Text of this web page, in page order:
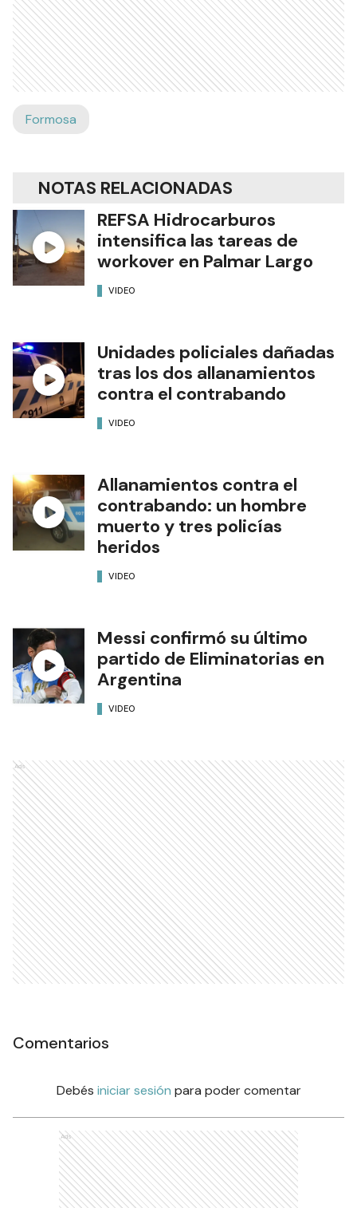
Formosa
NOTAS RELACIONADAS
REFSA Hidrocarburos
intensifica las tareas de
workover en Palmar Largo
VIDEO
Unidades policiales dañadas
tras los dos allanamientos
contra el contrabando
VIDEO
Allanamientos contra el
contrabando: un hombre
muerto y tres policías
heridos
VIDEO
Messi confirmó su último
partido de Eliminatorias en
Argentina
VIDEO
Ads
Comentarios
Debés iniciar sesión para poder comentar
Ads